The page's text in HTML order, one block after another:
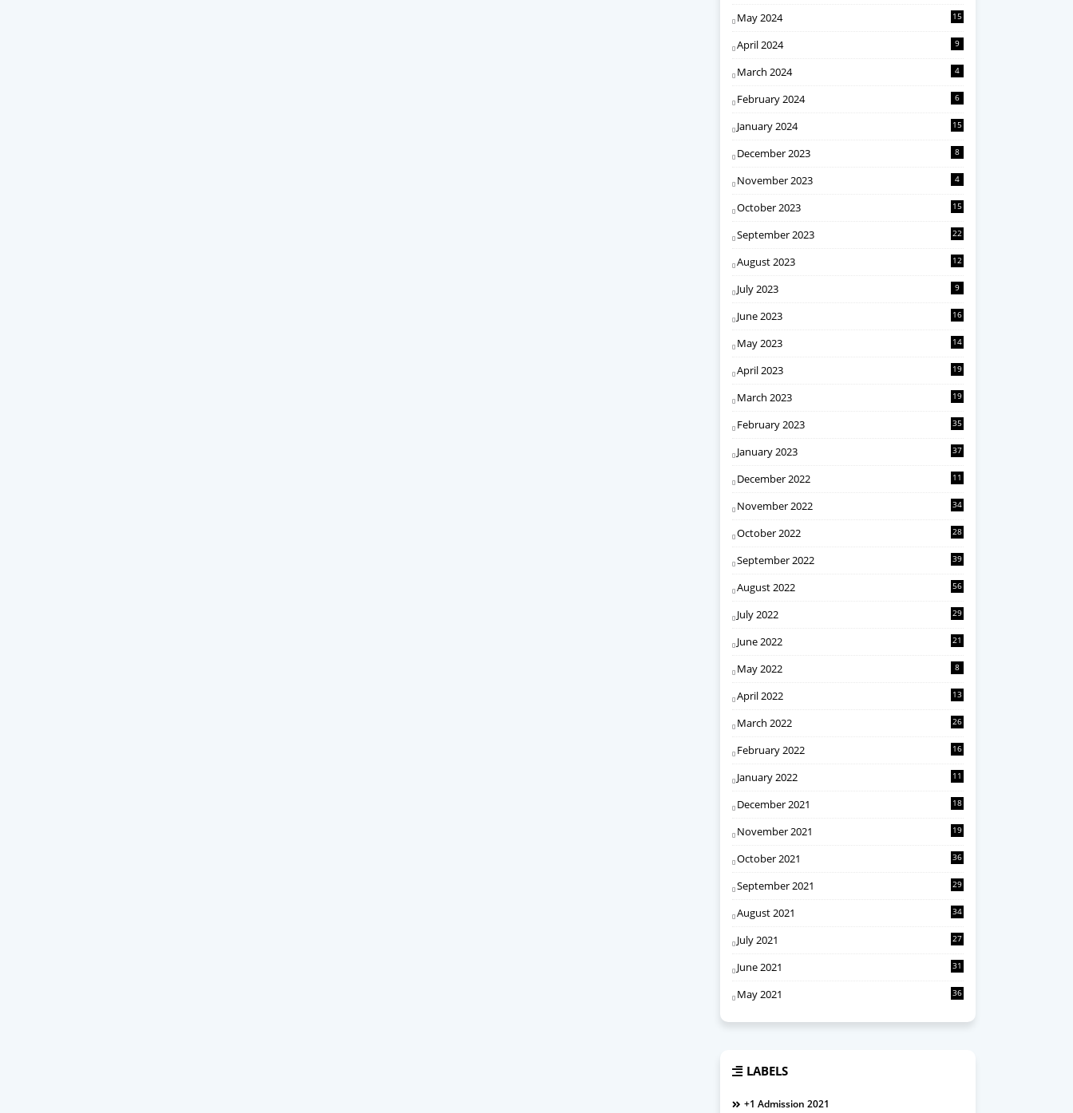
May 2024 15
April 2024 9
March 2024 4
February 2024 6
January 2024 15
December 2023 8
November 2023 4
October 2023 15
September 2023 22
August 2023 12
July 2023 9
June 2023 16
May 2023 14
April 2023 19
March 2023 19
February 2023 35
January 2023 37
December 2022 11
November 2022 34
October 2022 28
September 2022 39
August 2022 56
July 2022 29
June 2022 21
May 2022 8
April 2022 13
March 2022 26
February 2022 16
January 2022 11
December 2021 18
November 2021 19
October 2021 36
September 2021 29
August 2021 34
July 2021 27
June 2021 31
May 2021 36
LABELS
+1 Admission 2021